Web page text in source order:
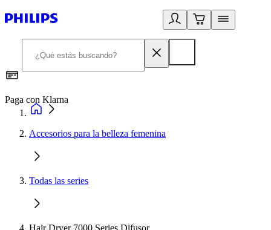
Paga con Klarna
Accesorios para la belleza femenina
Todas las series
Hair Dryer 7000 Series Difusor